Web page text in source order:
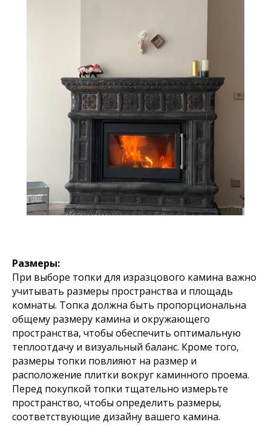
Размеры:
При выборе топки для изразцового камина важно
учитывать размеры пространства и площадь
комнаты. Топка должна быть пропорциональна
общему размеру камина и окружающего
пространства, чтобы обеспечить оптимальную
теплоотдачу и визуальный баланс. Кроме того,
размеры топки повлияют на размер и
расположение плитки вокруг каминного проема.
Перед покупкой топки тщательно измерьте
пространство, чтобы определить размеры,
соответствующие дизайну вашего камина.